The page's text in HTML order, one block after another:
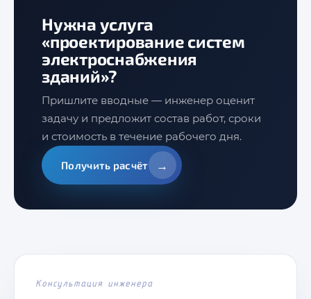
Нужна услуга
«проектирование систем
электроснабжения
зданий»?
Пришлите вводные — инженер оценит
задачу и предложит состав работ, сроки
и стоимость в течение рабочего дня.
Получить расчёт →
Консультация инженера